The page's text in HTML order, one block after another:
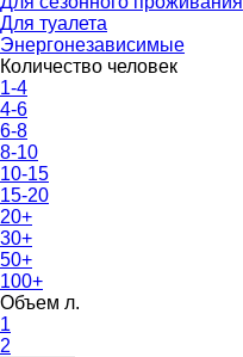
Для туалета
Энергонезависимые
Количество человек
1-4
4-6
6-8
8-10
10-15
15-20
20+
30+
50+
100+
Объем л.
1
2